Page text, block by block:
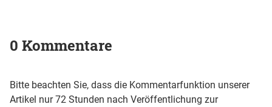
0 Kommentare
Bitte beachten Sie, dass die Kommentarfunktion unserer
Artikel nur 72 Stunden nach Veröffentlichung zur